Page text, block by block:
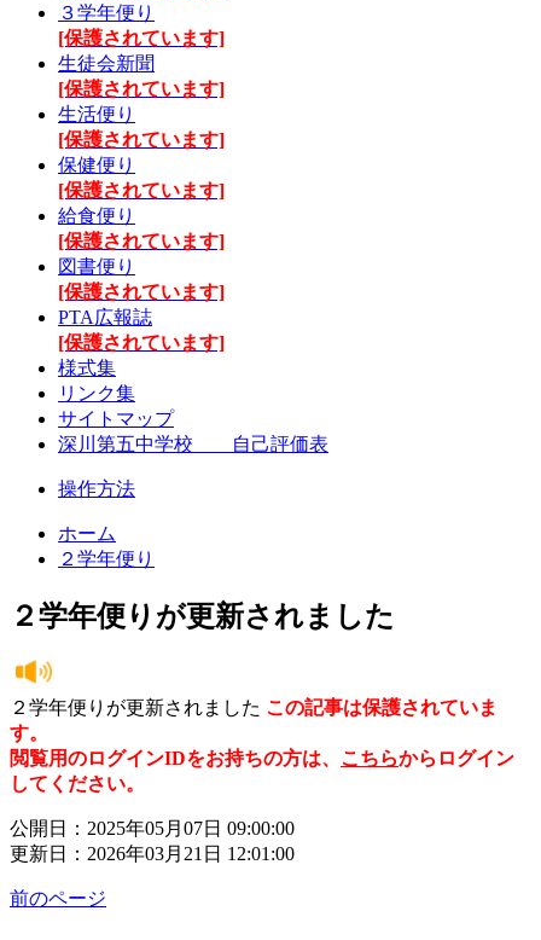
３学年便り
[保護されています]
生徒会新聞
[保護されています]
生活便り
[保護されています]
保健便り
[保護されています]
給食便り
[保護されています]
図書便り
[保護されています]
PTA広報誌
[保護されています]
様式集
リンク集
サイトマップ
深川第五中学校 自己評価表
操作方法
ホーム
２学年便り
２学年便りが更新されました
２学年便りが更新されました この記事は保護されていま
す。
閲覧用のログインIDをお持ちの方は、 こちらからログイン
してください。
公開日：2025年05月07日 09:00:00
更新日：2026年03月21日 12:01:00
前のページ